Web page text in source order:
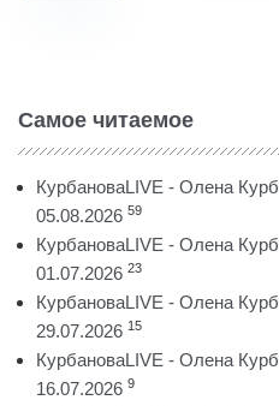
Самое читаемое
КурбановаLIVE - Олена
05.08.2026 59
КурбановаLIVE - Олена
01.07.2026 23
КурбановаLIVE - Олена
29.07.2026 15
КурбановаLIVE - Олена
16.07.2026 9